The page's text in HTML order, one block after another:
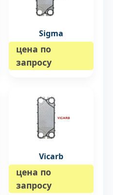
Sigma
цена по
запросу
Vicarb
цена по
запросу